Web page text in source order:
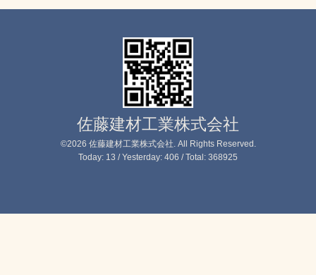
佐藤建材工業株式会社
©2026 佐藤建材工業株式会社 . All Rights Reserved.
Today: 13 / Yesterday: 406 / Total: 368925